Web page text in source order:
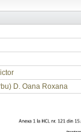
D. Oana Roxana